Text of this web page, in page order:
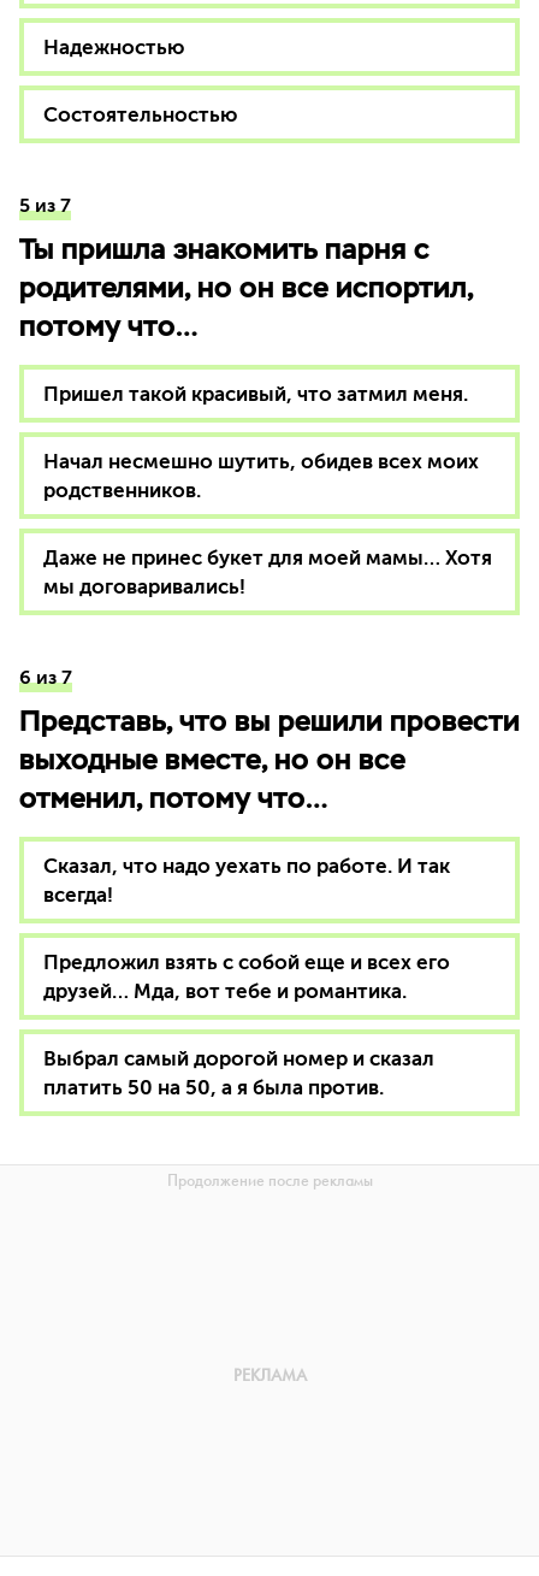
Надежностью
Состоятельностью
5 из 7
Ты пришла знакомить парня с
родителями, но он все испортил,
потому что…
Пришел такой красивый, что затмил меня.
Начал несмешно шутить, обидев всех моих
родственников.
Даже не принес букет для моей мамы… Хотя
мы договаривались!
6 из 7
Представь, что вы решили провести
выходные вместе, но он все
отменил, потому что…
Сказал, что надо уехать по работе. И так
всегда!
Предложил взять с собой еще и всех его
друзей… Мда, вот тебе и романтика.
Выбрал самый дорогой номер и сказал
платить 50 на 50, а я была против.